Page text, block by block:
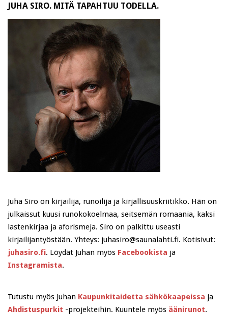
JUHA SIRO. MITÄ TAPAHTUU TODELLA.
Juha Siro on kirjailija, runoilija ja kirjallisuuskriitikko. Hän on
julkaissut kuusi runokokoelmaa, seitsemän romaania, kaksi
lastenkirjaa ja aforismeja. Siro on palkittu useasti
kirjailijantyöstään. Yhteys: juhasiro@saunalahti.fi. Kotisivut:
juhasiro.fi. Löydät Juhan myös Facebookista ja
Instagramista.
Tutustu myös Juhan Kaupunkitaidetta sähkökaapeissa ja
Ahdistuspurkit -projekteihin. Kuuntele myös äänirunot.